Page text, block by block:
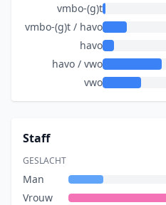
vmbo-(g)t
vmbo-(g)t / havo
havo
havo / vwo
vwo
Staff
GESLACHT
Man
Vrouw